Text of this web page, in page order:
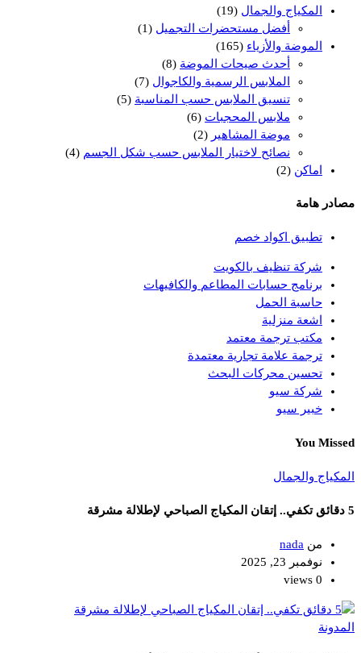
المكياج والجمال (19)
أفضل مستحضرات التجميل (1)
الموضة والأزياء (165)
أحدث صيحات الموضة (8)
الملابس الرسمية والكاجوال (7)
تنسيق الملابس حسب المناسبة (5)
ملابس المحجبات (6)
موضة المشاهير (2)
نصائح لاختيار الملابس حسب شكل الجسم (4)
اماكن (2)
مصادر هامة
تطبيق اكواد خصم
شركة تنظيف بالكويت
برنامج حسابات المطاعم والكافيهات
حاسبة الحمل
اشعة منزلية
مكتب ترجمة معتمد
ترجمة علامة تجارية معتمدة
تحسين محركات البحث
شركة سيو
خبير سيو
You Missed
المكياج والجمال
5 دقائق تكفي.. إتقان المكياج الصباحي لإطلالة مشرقة
من nada
نوفمبر 23, 2025
0 views
المدونة